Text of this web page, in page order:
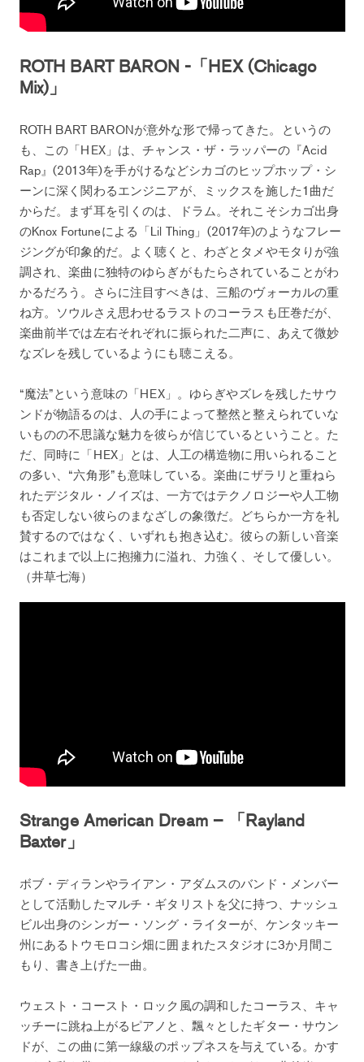
ROTH BART BARON -「HEX (Chicago
Mix)」
ROTH BART BARONが意外な形で帰ってきた。というの
も、この「HEX」は、チャンス・ザ・ラッパーの『Acid
Rap』(2013年)を手がけるなどシカゴのヒップホップ・シ
ーンに深く関わるエンジニアが、ミックスを施した1曲だ
からだ。まず耳を引くのは、ドラム。それこそシカゴ出身
のKnox Fortuneによる「Lil Thing」(2017年)のようなフレー
ジングが印象的だ。よく聴くと、わざとタメやモタりが強
調され、楽曲に独特のゆらぎがもたらされていることがわ
かるだろう。さらに注目すべきは、三船のヴォーカルの重
ね方。ソウルさえ思わせるラストのコーラスも圧巻だが、
楽曲前半では左右それぞれに振られた二声に、あえて微妙
なズレを残しているようにも聴こえる。
“魔法”という意味の「HEX」。ゆらぎやズレを残したサウ
ンドが物語るのは、人の手によって整然と整えられていな
いものの不思議な魅力を彼らが信じているということ。た
だ、同時に「HEX」とは、人工の構造物に用いられること
の多い、“六角形”も意味している。楽曲にザラリと重ねら
れたデジタル・ノイズは、一方ではテクノロジーや人工物
も否定しない彼らのまなざしの象徴だ。どちらか一方を礼
賛するのではなく、いずれも抱き込む。彼らの新しい音楽
はこれまで以上に抱擁力に溢れ、力強く、そして優しい。
（井草七海）
Strange American Dream – 「Rayland
Baxter」
ボブ・ディランやライアン・アダムスのバンド・メンバー
として活動したマルチ・ギタリストを父に持つ、ナッシュ
ビル出身のシンガー・ソング・ライターが、ケンタッキー
州にあるトウモロコシ畑に囲まれたスタジオに3か月間こ
もり、書き上げた一曲。
ウェスト・コースト・ロック風の調和したコーラス、キャ
ッチーに跳ね上がるピアノと、飄々としたギター・サウン
ドが、この曲に第一線級のポップネスを与えている。かす